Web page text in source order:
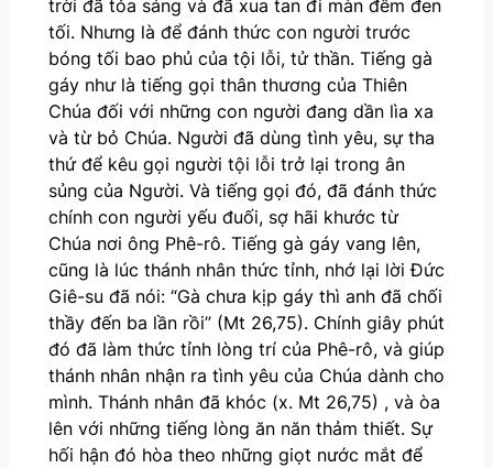
trời đã tỏa sáng và đã xua tan đi màn đêm đen
tối. Nhưng là để đánh thức con người trước
bóng tối bao phủ của tội lỗi, tử thần. Tiếng gà
gáy như là tiếng gọi thân thương của Thiên
Chúa đối với những con người đang dần lìa xa
và từ bỏ Chúa. Người đã dùng tình yêu, sự tha
thứ để kêu gọi người tội lỗi trở lại trong ân
sủng của Người. Và tiếng gọi đó, đã đánh thức
chính con người yếu đuối, sợ hãi khước từ
Chúa nơi ông Phê-rô. Tiếng gà gáy vang lên,
cũng là lúc thánh nhân thức tỉnh, nhớ lại lời Đức
Giê-su đã nói: “Gà chưa kịp gáy thì anh đã chối
thầy đến ba lần rồi” (Mt 26,75). Chính giây phút
đó đã làm thức tỉnh lòng trí của Phê-rô, và giúp
thánh nhân nhận ra tình yêu của Chúa dành cho
mình. Thánh nhân đã khóc (x. Mt 26,75) , và òa
lên với những tiếng lòng ăn năn thảm thiết. Sự
hối hận đó hòa theo những giọt nước mắt để